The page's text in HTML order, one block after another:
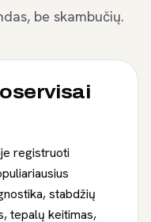
be skambučių.
registruoti
stabdžių
tepalų keitimas,